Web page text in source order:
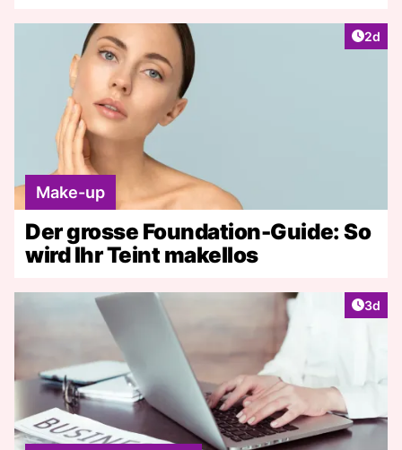
2d
Make-up
Der grosse Foundation-Guide: So
wird Ihr Teint makellos
3d